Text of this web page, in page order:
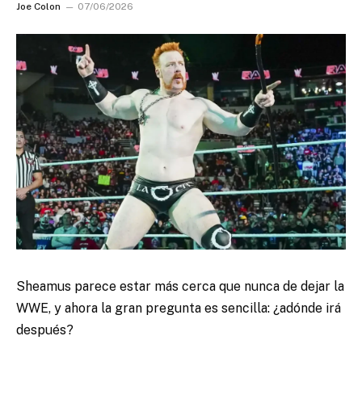
Joe Colon 07/06/2026
Sheamus parece estar más cerca que nunca de dejar la
WWE, y ahora la gran pregunta es sencilla: ¿adónde irá
después?